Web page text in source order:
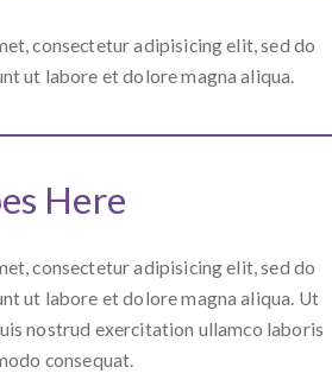
consectetur adipisicing elit, sed do
ut labore et dolore magna aliqua.
Here
consectetur adipisicing elit, sed do
ut labore et dolore magna aliqua. Ut
nostrud exercitation ullamco laboris
consequat.